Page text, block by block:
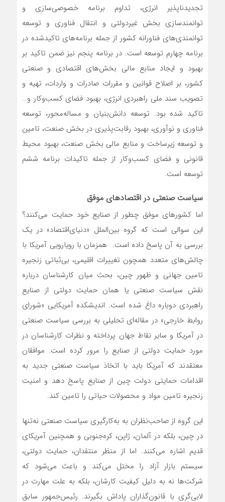
تجدیدناپذیر انرژی، تداوم برنامه خصوصی‌‌‌سازی و
توانمندسازی بخش غیردولتی و انتقال فناوری و توسعه
توانمندی‌‌‌های فناورانه کشور از جمله برنامه‌‌‌های تاکیدشده در
برنامه چهارم توسعه است. در برنامه پنجم نیز ضمن تاکید بر
بهبود و ایجاد منابع مالی بخش‌‌‌های اقتصادی و صنعتی
کشور، بر اصلاح قوانین و مقررات صادرات و واردات، تهیه و
تصویب سند ملی راهبردی انرژی، بهبود فضای کسب‌وکار و…
تاکید شده بود. توسعه دانش‌‌‌بنیان و مساله‌محور، توسعه
فناوری و نوآوری، بهبود رقابت‌‌‌پذیری در بخش صنعت، تامین
و توسعه زیرساخت و منابع مالی بخش صنعت، بهبود محیط
قانونی و فضای کسب‌وکار از جمله تاکیدات برنامه ششم
توسعه است.
سیاست صنعتی در اقتصادهای موفق
اما کشورهای موفق چطور از صنایع خود حمایت می‌کنند؟
این سوالی است که گروه بین‌الملل «دنیای‌اقتصاد» در یک
بررسی به آن پاسخ داده است. همزمان با رویارویی آمریکا با
چالش‌‌‌های متعدد همچون تغییرات اقلیمی، بی‌‌‌ثباتی زنجیره
تامین جهانی و ظهور چین، بحث میان کارشناسان درباره
نقش سیاست صنعتی یا همان حمایت دولتی از صنایع
راهبردی دوباره داغ شده است. اندیشکده آمریکایی «شورای
روابط خارجی» در مقاله‌‌‌ای تحلیلی به بررسی سیاست صنعتی
در آمریکا و سایر نقاط جهان پرداخته و نظرات کارشناسان در
مورد حمایت‌‌‌ دولتی از صنایع را مرور کرده است. موافقان
معتقدند که آمریکا باید با اتخاذ سیاست صنعتی جدید به
اقدامات حمایتی دولت چین از صنایع پاسخ دهد و امنیت
زنجیره تامین مواد و محصولات حیاتی را تامین کند.
این گروه از صاحب‌نظران به به‌کارگیری سیاست صنعتی نه‌‌‌تنها
در چین، بلکه در آلمان، ژاپن، کره‌جنوبی و همچنین آمریکای
قدیم اشاره می‌کنند. اما از منظر منتقدان، حمایت دولتی،
سیستم بازار آزاد را مختل می‌کند و باعث می‌شود که
شرکت‌ها نه به دلیل کیفیت کارشان، بلکه به علت مهارت در
لابی‌‌‌گری با قانون‌گذاران پاداش بگیرند. رئیس‌جمهور سابق